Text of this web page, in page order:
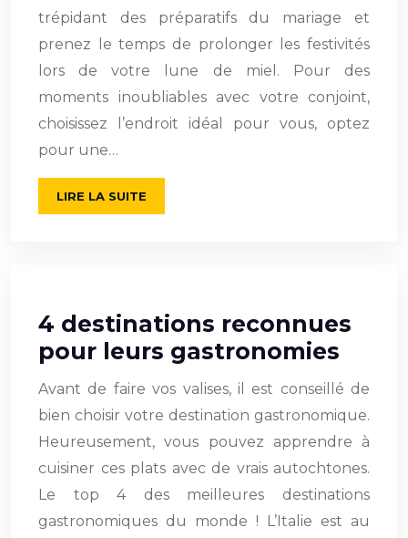
trépidant des préparatifs du mariage et
prenez le temps de prolonger les festivités
lors de votre lune de miel. Pour des
moments inoubliables avec votre conjoint,
choisissez l’endroit idéal pour vous, optez
pour une…
LIRE LA SUITE
4 destinations reconnues
pour leurs gastronomies
Avant de faire vos valises, il est conseillé de
bien choisir votre destination gastronomique.
Heureusement, vous pouvez apprendre à
cuisiner ces plats avec de vrais autochtones.
Le top 4 des meilleures destinations
gastronomiques du monde ! L’Italie est au